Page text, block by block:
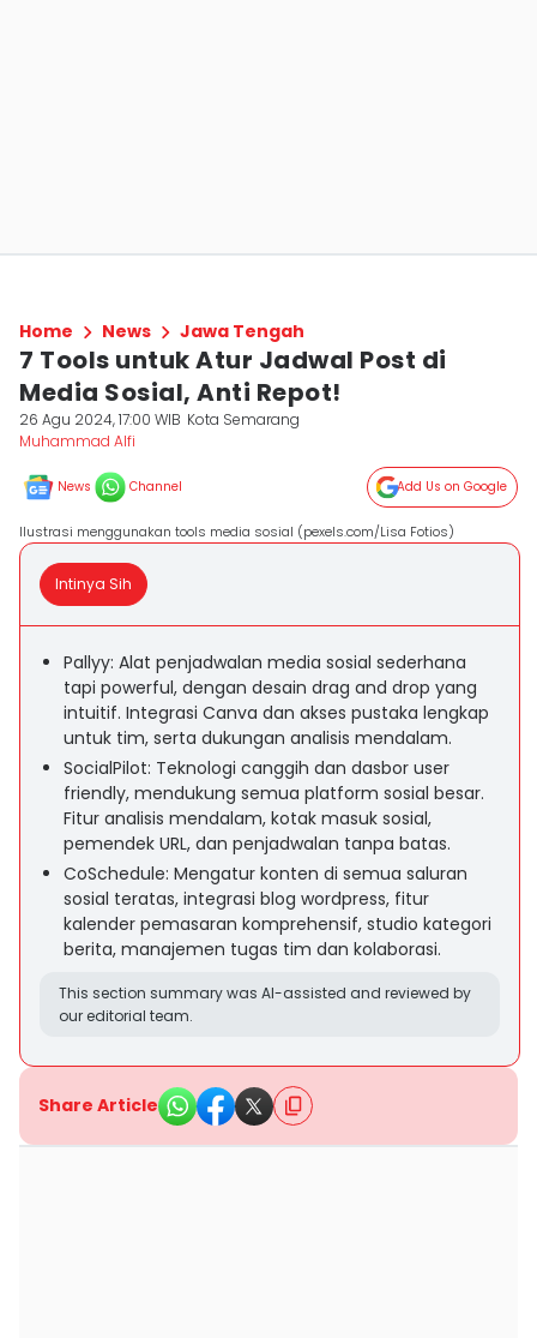
Home News Jawa Tengah
7 Tools untuk Atur Jadwal Post di
Media Sosial, Anti Repot!
26 Agu 2024, 17:00 WIB Kota Semarang
Muhammad Alfi
News Channel Add Us on Google
Ilustrasi menggunakan tools media sosial (pexels.com/Lisa Fotios)
Intinya Sih
Pallyy: Alat penjadwalan media sosial sederhana
tapi powerful, dengan desain drag and drop yang
intuitif. Integrasi Canva dan akses pustaka lengkap
untuk tim, serta dukungan analisis mendalam.
SocialPilot: Teknologi canggih dan dasbor user
friendly, mendukung semua platform sosial besar.
Fitur analisis mendalam, kotak masuk sosial,
pemendek URL, dan penjadwalan tanpa batas.
CoSchedule: Mengatur konten di semua saluran
sosial teratas, integrasi blog wordpress, fitur
kalender pemasaran komprehensif, studio kategori
berita, manajemen tugas tim dan kolaborasi.
This section summary was AI-assisted and reviewed by
our editorial team.
Share Article